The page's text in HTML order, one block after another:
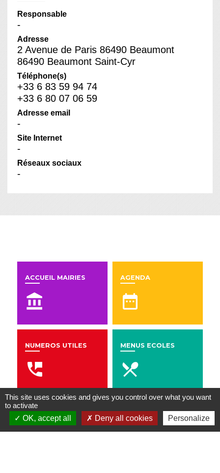
Responsable
-
Adresse
2 Avenue de Paris 86490 Beaumont
86490 Beaumont Saint-Cyr
Téléphone(s)
+33 6 83 59 94 74
+33 6 80 07 06 59
Adresse email
-
Site Internet
-
Réseaux sociaux
-
ACCUEIL MAIRIES
account_balance
AGENDA
date_range
NUMEROS UTILES
perm_phone_msg
MENUS ECOLES
local_dining
Contacts
This site uses cookies and gives you control over what you want
to activate
OK, accept all
Deny all cookies Personalize